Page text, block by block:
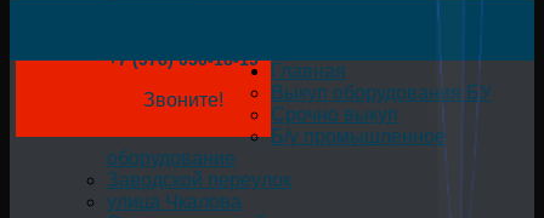
+7 (978) 050-18-19
Звоните!
Главная
Выкуп оборудования БУ
Срочно выкуп
Б/у промышленное
оборудование
Заводской переулок
улица Чкалова